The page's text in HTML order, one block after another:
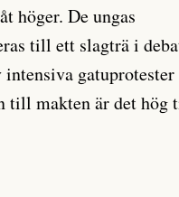
höger. De ungas
till ett slagträ i
gatuprotester
till makten är det hög